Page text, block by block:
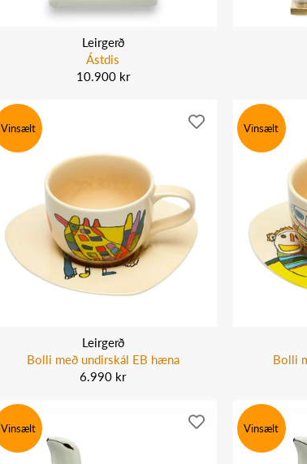
Leirgerð
Ástdis
10.900 kr
Vinsælt
Leirgerð
Bolli með undirskál EB hæna
6.990 kr
Vinsælt
Bolli
Vinsælt Vinsælt